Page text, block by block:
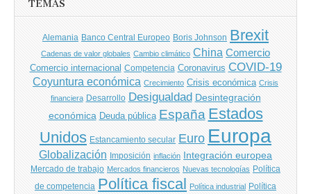
TEMAS
Alemania Banco Central Europeo Boris Johnson Brexit
Cadenas de valor globales Cambio climático China Comercio
Comercio internacional Competencia Coronavirus COVID-19
Coyuntura económica Crecimiento Crisis económica Crisis
financiera
Desarrollo Desigualdad Desintegración
económica Deuda pública España Estados
Unidos Estancamiento secular Euro Europa
Globalización Imposición inflación Integración europea
Mercado de trabajo Mercados financieros Nuevas tecnologías Política
de competencia Política fiscal Política industrial
Política